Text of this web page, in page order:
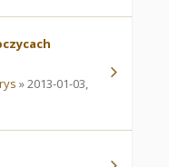
» 2013-01-03,